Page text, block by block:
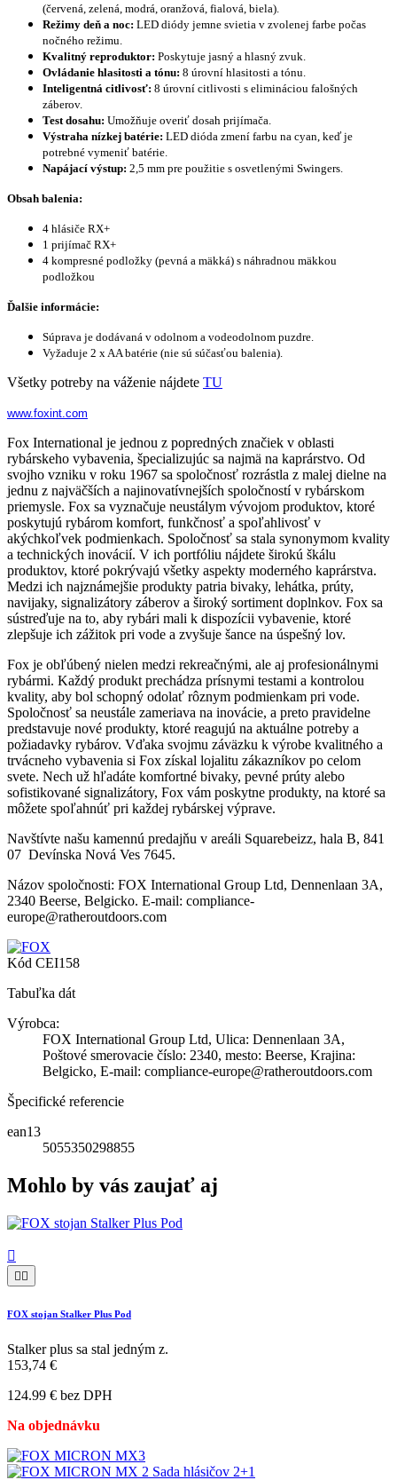
(červená, zelená, modrá, oranžová, fialová, biela).
Režimy deň a noc: LED diódy jemne svietia v zvolenej farbe počas
nočného režimu.
Kvalitný reproduktor: Poskytuje jasný a hlasný zvuk.
Ovládanie hlasitosti a tónu: 8 úrovní hlasitosti a tónu.
Inteligentná citlivosť: 8 úrovní citlivosti s elimináciou falošných
záberov.
Test dosahu: Umožňuje overiť dosah prijímača.
Výstraha nízkej batérie: LED dióda zmení farbu na cyan, keď je
potrebné vymeniť batérie.
Napájací výstup: 2,5 mm pre použitie s osvetlenými Swingers.
Obsah balenia:
4 hlásiče RX+
1 prijímač RX+
4 kompresné podložky (pevná a mäkká) s náhradnou mäkkou
podložkou
Ďalšie informácie:
Súprava je dodávaná v odolnom a vodeodolnom puzdre.
Vyžaduje 2 x AA batérie (nie sú súčasťou balenia).
Všetky potreby na váženie nájdete TU
www.foxint.com
Fox International je jednou z popredných značiek v oblasti
rybárskeho vybavenia, špecializujúc sa najmä na kaprárstvo. Od
svojho vzniku v roku 1967 sa spoločnosť rozrástla z malej dielne na
jednu z najväčších a najinovatívnejších spoločností v rybárskom
priemysle. Fox sa vyznačuje neustálym vývojom produktov, ktoré
poskytujú rybárom komfort, funkčnosť a spoľahlivosť v
akýchkoľvek podmienkach. Spoločnosť sa stala synonymom kvality
a technických inovácií. V ich portfóliu nájdete širokú škálu
produktov, ktoré pokrývajú všetky aspekty moderného kaprárstva.
Medzi ich najznámejšie produkty patria bivaky, lehátka, prúty,
navijaky, signalizátory záberov a široký sortiment doplnkov. Fox sa
sústreďuje na to, aby rybári mali k dispozícii vybavenie, ktoré
zlepšuje ich zážitok pri vode a zvyšuje šance na úspešný lov.
Fox je obľúbený nielen medzi rekreačnými, ale aj profesionálnymi
rybármi. Každý produkt prechádza prísnymi testami a kontrolou
kvality, aby bol schopný odolať rôznym podmienkam pri vode.
Spoločnosť sa neustále zameriava na inovácie, a preto pravidelne
predstavuje nové produkty, ktoré reagujú na aktuálne potreby a
požiadavky rybárov. Vďaka svojmu záväzku k výrobe kvalitného a
trvácneho vybavenia si Fox získal lojalitu zákazníkov po celom
svete. Nech už hľadáte komfortné bivaky, pevné prúty alebo
sofistikované signalizátory, Fox vám poskytne produkty, na ktoré sa
môžete spoľahnúť pri každej rybárskej výprave.
Navštívte našu kamennú predajňu v areáli Squarebeizz, hala B, 841
07 Devínska Nová Ves 7645.
Názov spoločnosti: FOX International Group Ltd, Dennenlaan 3A,
2340 Beerse, Belgicko. E-mail: compliance-
europe@ratheroutdoors.com
Kód CEI158
Tabuľka dát
Výrobca:
FOX International Group Ltd, Ulica: Dennenlaan 3A,
Poštové smerovacie číslo: 2340, mesto: Beerse, Krajina:
Belgicko, E-mail: compliance-europe@ratheroutdoors.com
Špecifické referencie
ean13
5055350298855
Mohlo by vás zaujať aj


FOX stojan Stalker Plus Pod
Stalker plus sa stal jedným z.
153,74 €
124.99 € bez DPH
Na objednávku